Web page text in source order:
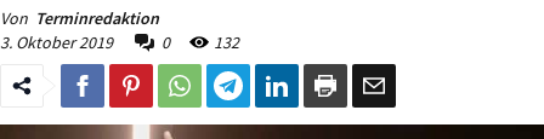
Von Terminredaktion
3. Oktober 2019
0 132